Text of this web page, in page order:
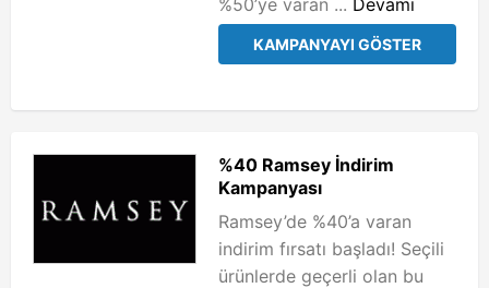
%50’ye varan ... Devamı
KAMPANYAYI GÖSTER
%40 Ramsey İndirim
Kampanyası
Ramsey’de %40’a varan
indirim fırsatı başladı! Seçili
ürünlerde geçerli olan bu